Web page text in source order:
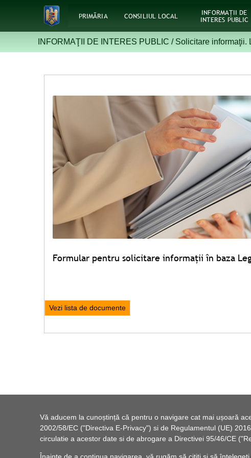
Vă aducem la cunoștință că pentru o navigare cat mai ușoară
2002/58/EC ("Directiva E-Privacy") si de Regulamentul (UE)
circulatie a acestor date si de abrogare a Directivei 95/46/CE
PRIMĂRIA CONSILIUL LOCAL INFORMAŢII DE
INTERES PUBLIC
INFORMAŢII DE INTERES PUBLIC / Solicitare informaţii.
Formular pentru solicitare informaţii în baza
Vezi lista de documente